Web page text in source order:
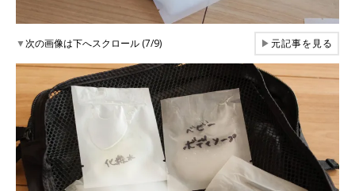
▼次の画像は下へスクロール (7/9) ▶元記事を見る